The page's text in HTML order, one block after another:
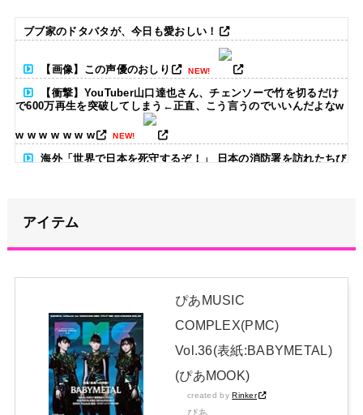
ブブ家のドタバタが、今日も愛おしい！
【画像】この声優のおしり NEW!
【衝撃】YouTuber山口達也さん、チェンソーで竹を切るだけ
で600万再生を突破してしまう←正直、こう言うのでいいんだよなw
w w w w w w w NEW!
海外「世界で日本を死守するぞ！」 日本の消防署を訪れたちび
5期・6期 人気ランキング NEW!
【悲報】菊地亜美さん、マレーシアに移住ｗｗｗｗｗｗｗｗｗ
ｗｗｗｗｗｗｗｗｗｗｗｗｗｗｗｗ NEW!
日本独自企画・限定生産盤「METAL FORTH (DELUXE
JAPAN EDITION)」着弾
【BABYMETAL】METAL FORTH DELUXE JAPAN EDITION
アイテム
ぴあMUSIC
COMPLEX(PMC)
Vol.36(表紙:BABYMETAL)
(ぴあMOOK)
created byRinker